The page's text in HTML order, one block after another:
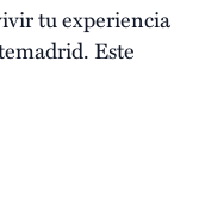
tu experiencia
Este